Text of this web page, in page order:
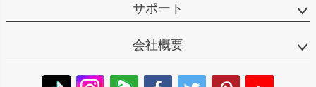
サポート
会社概要